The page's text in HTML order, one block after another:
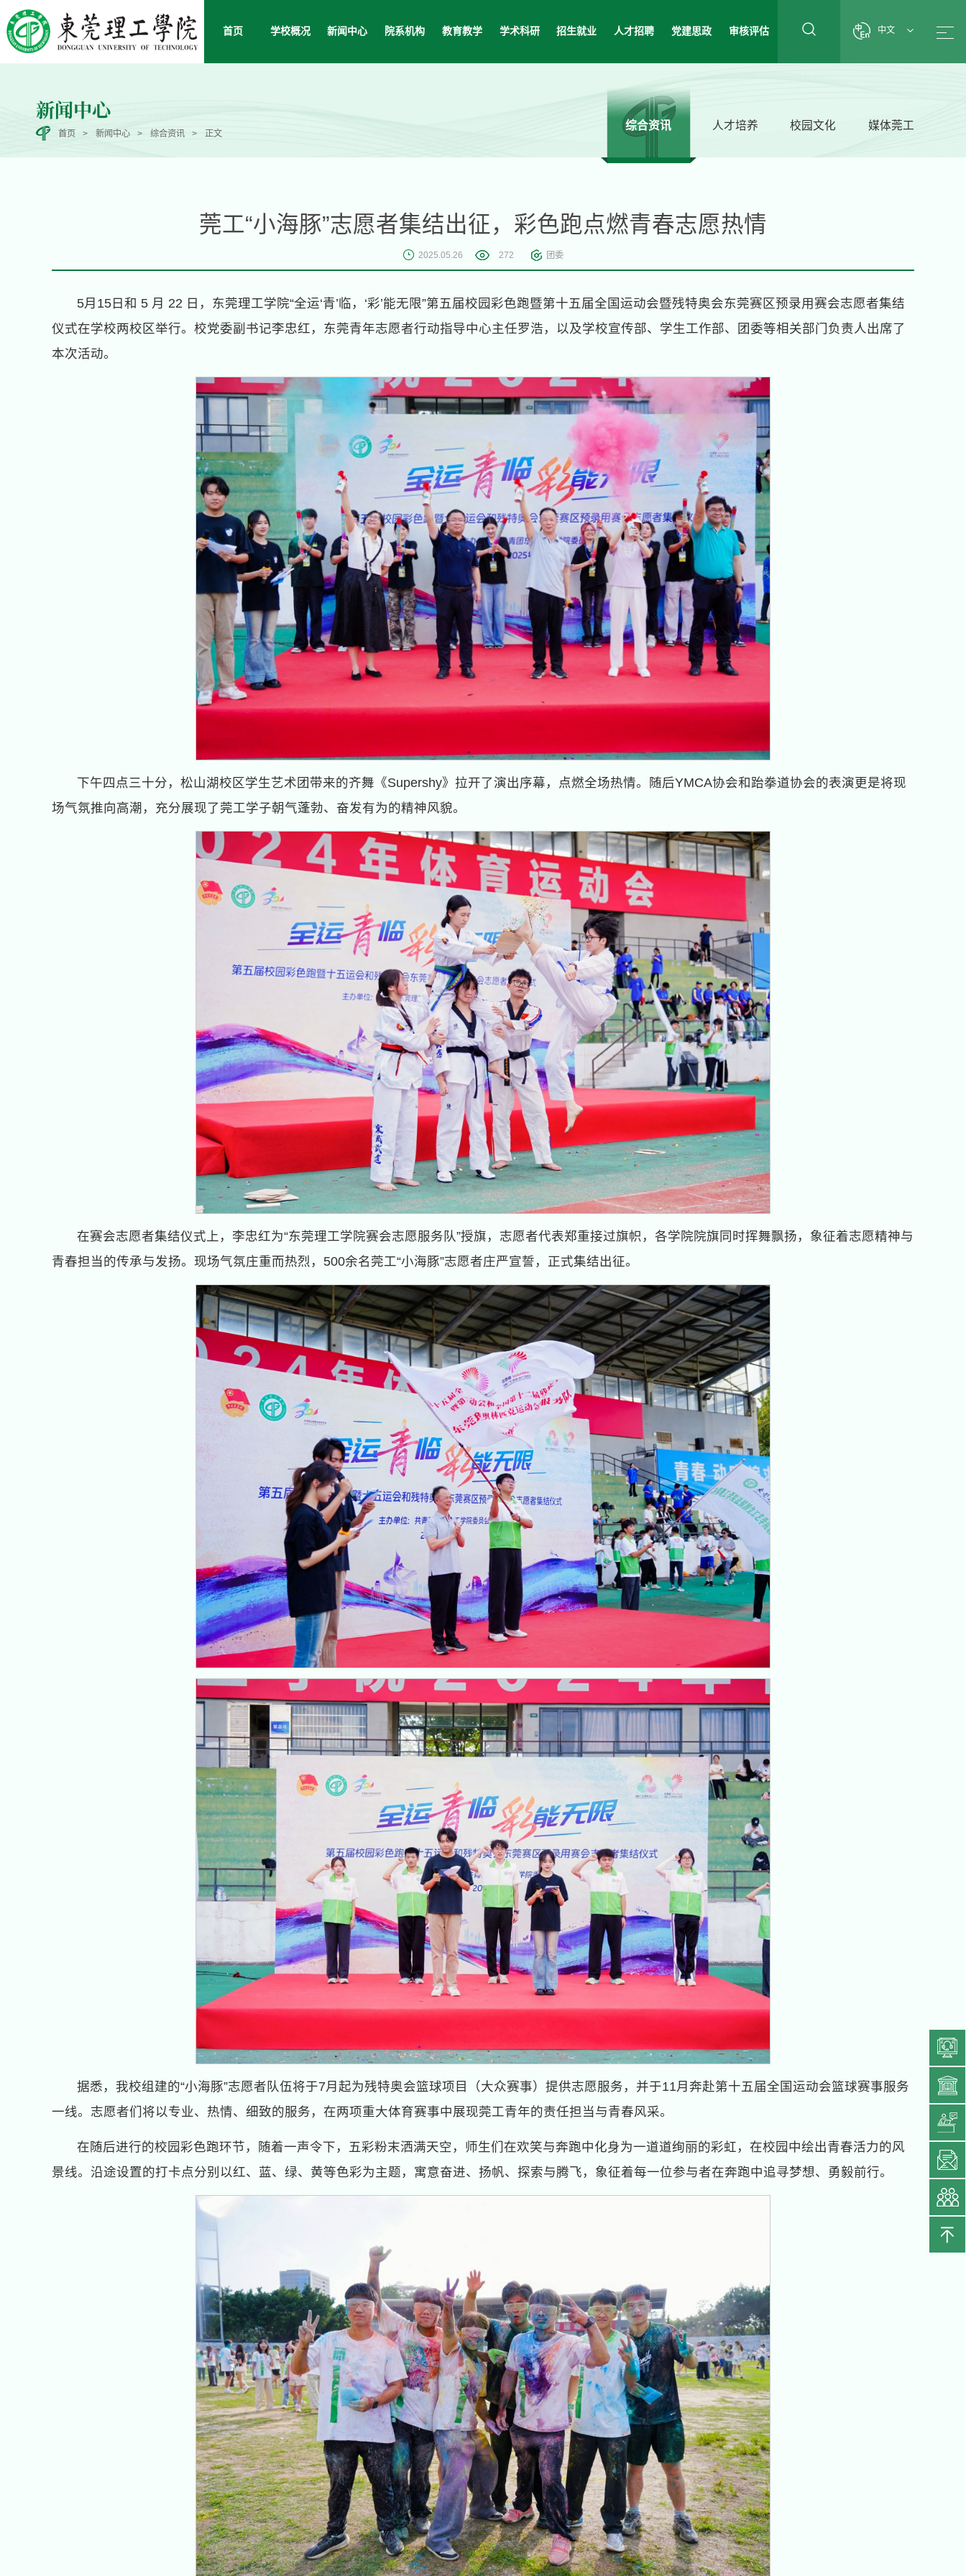
首页 学校概况 新闻中心 院系机构 教育教学 学术科研 招生就业 人才招聘 党建思政 审核评估 中文
新闻中心
首页 > 新闻中心 > 综合资讯 > 正文
综合资讯 人才培养 校园文化 媒体莞工
莞工“小海豚”志愿者集结出征，彩色跑点燃青春志愿热情
2025.05.26 272 团委
5月15日和 5 月 22 日，东莞理工学院“全运‘青’临，‘彩’能无限”第五届校园彩色跑暨第十五届全国运动会暨残特奥会东莞赛区预录用赛会志愿者集结
仪式在学校两校区举行。校党委副书记李忠红，东莞青年志愿者行动指导中心主任罗浩，以及学校宣传部、学生工作部、团委等相关部门负责人出席了
本次活动。
下午四点三十分，松山湖校区学生艺术团带来的齐舞《Supershy》拉开了演出序幕，点燃全场热情。随后YMCA协会和跆拳道协会的表演更是将现
场气氛推向高潮，充分展现了莞工学子朝气蓬勃、奋发有为的精神风貌。
在赛会志愿者集结仪式上，李忠红为“东莞理工学院赛会志愿服务队”授旗，志愿者代表郑重接过旗帜，各学院院旗同时挥舞飘扬，象征着志愿精神与
青春担当的传承与发扬。现场气氛庄重而热烈，500余名莞工“小海豚”志愿者庄严宣誓，正式集结出征。
据悉，我校组建的“小海豚”志愿者队伍将于7月起为残特奥会篮球项目（大众赛事）提供志愿服务，并于11月奔赴第十五届全国运动会篮球赛事服务
一线。志愿者们将以专业、热情、细致的服务，在两项重大体育赛事中展现莞工青年的责任担当与青春风采。
在随后进行的校园彩色跑环节，随着一声令下，五彩粉末洒满天空，师生们在欢笑与奔跑中化身为一道道绚丽的彩虹，在校园中绘出青春活力的风
景线。沿途设置的打卡点分别以红、蓝、绿、黄等色彩为主题，寓意奋进、扬帆、探索与腾飞，象征着每一位参与者在奔跑中追寻梦想、勇毅前行。